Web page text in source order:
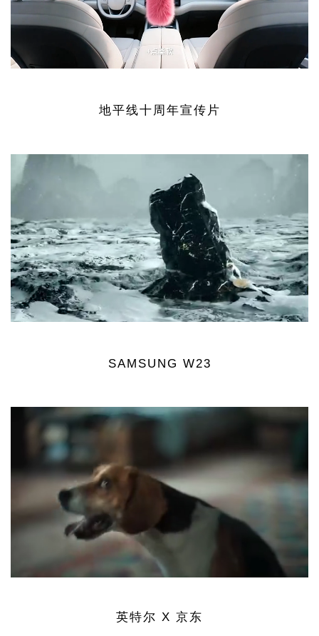
地平线十周年宣传片
SAMSUNG W23
英特尔 X 京东